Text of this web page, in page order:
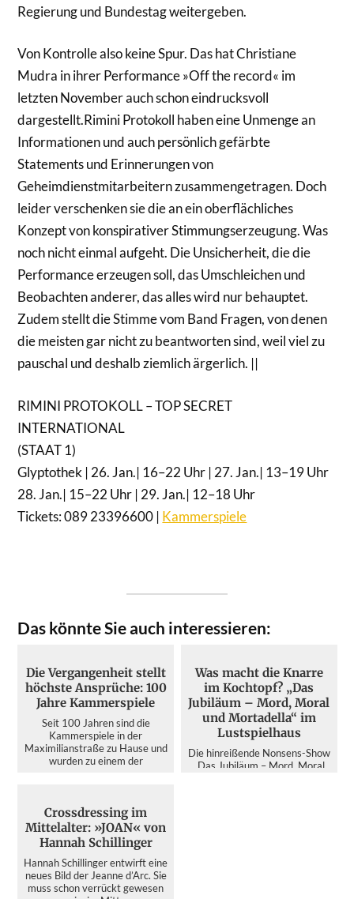
Regierung und Bundestag weitergeben.
Von Kontrolle also keine Spur. Das hat Christiane
Mudra in ihrer Performance »Off the record« im
letzten November auch schon eindrucksvoll
dargestellt.Rimini Protokoll haben eine Unmenge an
Informationen und auch persönlich gefärbte
Statements und Erinnerungen von
Geheimdienstmitarbeitern zusammengetragen. Doch
leider verschenken sie die an ein oberflächliches
Konzept von konspirativer Stimmungserzeugung. Was
noch nicht einmal aufgeht. Die Unsicherheit, die die
Performance erzeugen soll, das Umschleichen und
Beobachten anderer, das alles wird nur behauptet.
Zudem stellt die Stimme vom Band Fragen, von denen
die meisten gar nicht zu beantworten sind, weil viel zu
pauschal und deshalb ziemlich ärgerlich. ||
RIMINI PROTOKOLL – TOP SECRET
INTERNATIONAL
(STAAT 1)
Glyptothek | 26. Jan.| 16–22 Uhr | 27. Jan.| 13–19 Uhr
28. Jan.| 15–22 Uhr | 29. Jan.| 12–18 Uhr
Tickets: 089 23396600 | Kammerspiele
Das könnte Sie auch interessieren:
Die Vergangenheit stellt
höchste Ansprüche: 100
Jahre Kammerspiele
Seit 100 Jahren sind die
Kammerspiele in der
Maximilianstraße zu Hause und
wurden zu einem der
Was macht die Knarre
im Kochtopf? „Das
Jubiläum – Mord, Moral
und Mortadella“ im
Lustspielhaus
Die hinreißende Nonsens-Show
„Das Jubiläum – Mord, Moral
Crossdressing im
Mittelalter: »JOAN« von
Hannah Schillinger
Hannah Schillinger entwirft eine
neues Bild der Jeanne d’Arc. Sie
muss schon verrückt gewesen